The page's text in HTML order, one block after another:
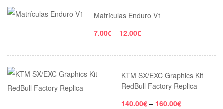
Matrículas Enduro V1
7.00€ – 12.00€
KTM SX/EXC Graphics Kit
RedBull Factory Replica
140.00€ – 160.00€